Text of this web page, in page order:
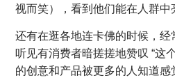
视而笑），看到他们能在人群中
还有在逛各地连卡佛的时候，
听见有消费者暗搓搓地赞叹 “这
的创意和产品被更多的人知道感